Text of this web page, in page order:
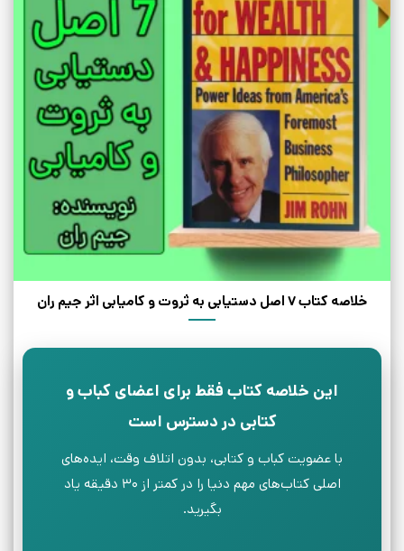
خلاصه کتاب 7 اصل دستیابی به ثروت و کامیابی اثر جیم ران
این خلاصه کتاب فقط برای اعضای کباب و
کتابی در دسترس است
با عضویت کباب و کتابی، بدون اتلاف وقت، ایده‌های
اصلی کتاب‌های مهم دنیا را در کمتر از ۳۰ دقیقه یاد
بگیرید.